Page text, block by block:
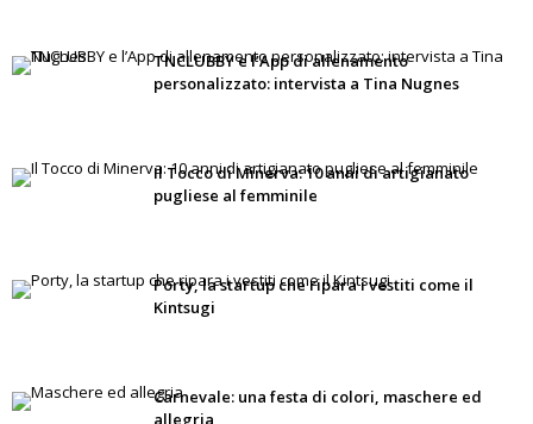
TNCLUBBY e l’App di allenamento
personalizzato: intervista a Tina Nugnes
Il Tocco di Minerva: 10 anni di artigianato
pugliese al femminile
Porty, la startup che ripara i vestiti come il
Kintsugi
Carnevale: una festa di colori, maschere ed
allegria